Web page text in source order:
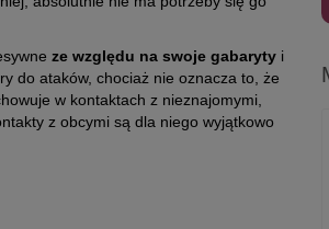
ze względu na swoje gabaryty i
do ataków, chociaż nie oznacza to, że
w kontaktach z nieznajomymi,
z obcymi są dla niego wyjątkowo